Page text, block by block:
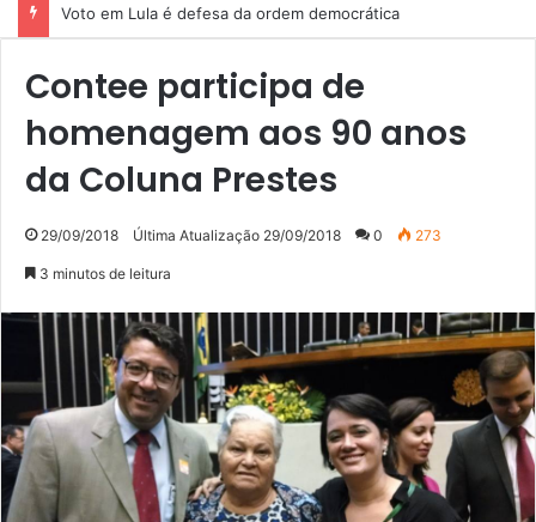
Nota de solidariedade ao povo venezuelano
Contee participa de
homenagem aos 90 anos
da Coluna Prestes
29/09/2018 Última Atualização 29/09/2018 0 273
3 minutos de leitura